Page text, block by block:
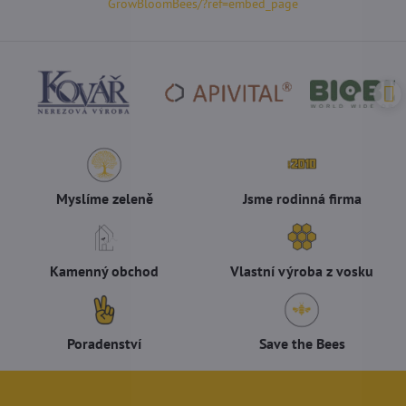
GrowBloomBees/?ref=embed_page
Myslíme zeleně Jsme rodinná firma
Kamenný obchod Vlastní výroba z vosku
Poradenství Save the Bees